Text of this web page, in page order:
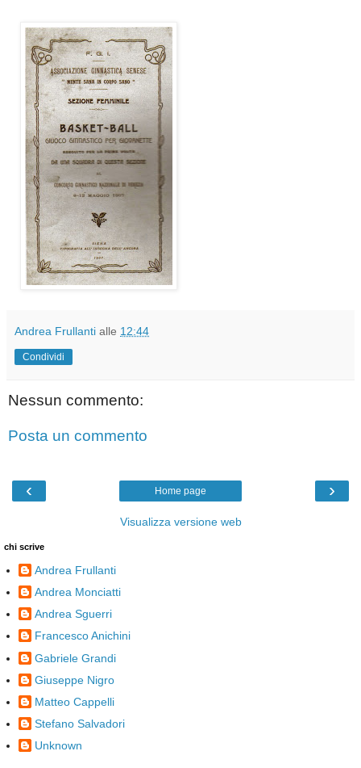
Andrea Frullanti alle 12:44
Condividi
Nessun commento:
Posta un commento
‹ ›
Home page
Visualizza versione web
chi scrive
Andrea Frullanti
Andrea Monciatti
Andrea Sguerri
Francesco Anichini
Gabriele Grandi
Giuseppe Nigro
Matteo Cappelli
Stefano Salvadori
Unknown